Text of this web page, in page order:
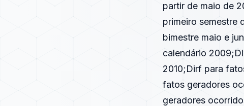
partir de maio de
primeiro semestre
bimestre maio e
calendário
2010;Dirf para
fatos geradores
geradores